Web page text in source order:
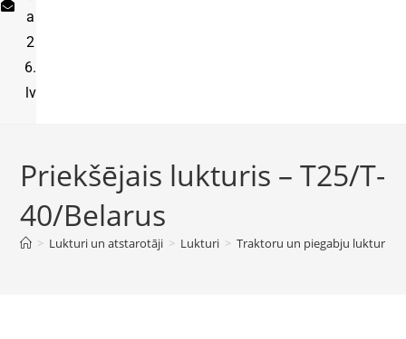
a
2
6.
lv
Priekšējais lukturis – T25/T-
40/Belarus
> Lukturi un atstarotāji > Lukturi > Traktoru un piegabju lukturi